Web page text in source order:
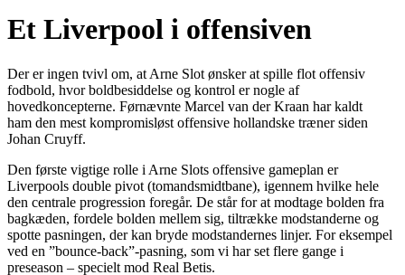
Et Liverpool i offensiven
Der er ingen tvivl om, at Arne Slot ønsker at spille flot offensiv
fodbold, hvor boldbesiddelse og kontrol er nogle af
hovedkoncepterne. Førnævnte Marcel van der Kraan har kaldt
ham den mest kompromisløst offensive hollandske træner siden
Johan Cruyff.
Den første vigtige rolle i Arne Slots offensive gameplan er
Liverpools double pivot (tomandsmidtbane), igennem hvilke hele
den centrale progression foregår. De står for at modtage bolden fra
bagkæden, fordele bolden mellem sig, tiltrække modstanderne og
spotte pasningen, der kan bryde modstandernes linjer. For eksempel
ved en ”bounce-back”-pasning, som vi har set flere gange i
preseason – specielt mod Real Betis.